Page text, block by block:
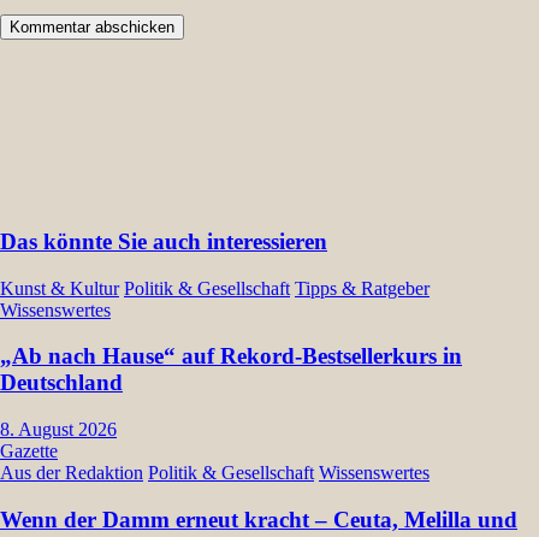
Das könnte Sie auch interessieren
Kunst & Kultur Politik & Gesellschaft Tipps & Ratgeber
Wissenswertes
„Ab nach Hause“ auf Rekord-Bestsellerkurs in
Deutschland
8. August 2026
Gazette
Aus der Redaktion Politik & Gesellschaft Wissenswertes
Wenn der Damm erneut kracht – Ceuta, Melilla und